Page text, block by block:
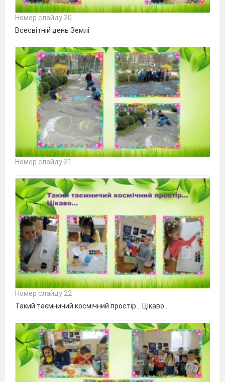
Номер слайду 20
Всесвітній день Землі
Номер слайду 21
Номер слайду 22
Такий таємничий космічний простір... Цікаво...